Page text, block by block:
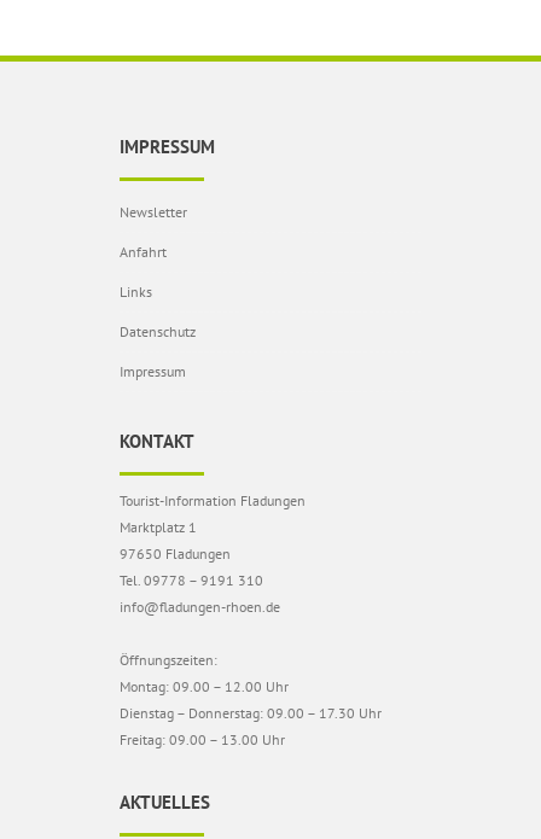
IMPRESSUM
Newsletter
Anfahrt
Links
Datenschutz
Impressum
KONTAKT
Tourist-Information Fladungen
Marktplatz 1
97650 Fladungen
Tel. 09778 – 9191 310
info@fladungen-rhoen.de
Öffnungszeiten:
Montag: 09.00 – 12.00 Uhr
Dienstag – Donnerstag: 09.00 – 17.30 Uhr
Freitag: 09.00 – 13.00 Uhr
AKTUELLES